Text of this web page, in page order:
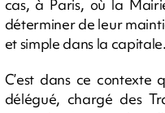
cas, à Paris, où la
déterminer de leur
et simple dans la capitale.
C’est dans ce contexte
délégué, chargé des